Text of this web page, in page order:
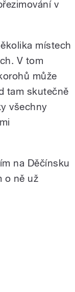
v
místech
V tom
může
tam skutečně
všechny
na Děčínsku
o ně už